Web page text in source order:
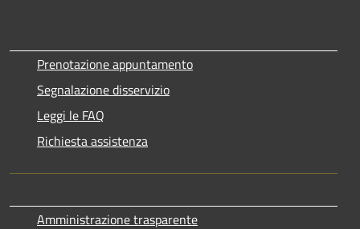
Prenotazione appuntamento
Segnalazione disservizio
Leggi le FAQ
Richiesta assistenza
Amministrazione trasparente